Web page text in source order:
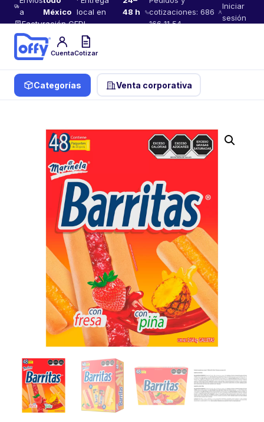
a
México local en
48 h
Facturación CFDI
cotizaciones: 686
166 11 54
Iniciar
sesión
CuentaCotizar
Categorías Venta corporativa